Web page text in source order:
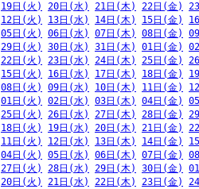
19日(火) 20日(水) 21日(木) 22日(金)
12日(火) 13日(水) 14日(木) 15日(金)
05日(火) 06日(水) 07日(木) 08日(金)
29日(火) 30日(水) 31日(木) 01日(金)
22日(火) 23日(水) 24日(木) 25日(金)
15日(火) 16日(水) 17日(木) 18日(金)
08日(火) 09日(水) 10日(木) 11日(金)
01日(火) 02日(水) 03日(木) 04日(金)
25日(火) 26日(水) 27日(木) 28日(金)
18日(火) 19日(水) 20日(木) 21日(金)
11日(火) 12日(水) 13日(木) 14日(金)
04日(火) 05日(水) 06日(木) 07日(金)
27日(火) 28日(水) 29日(木) 30日(金)
20日(火) 21日(水) 22日(木) 23日(金)